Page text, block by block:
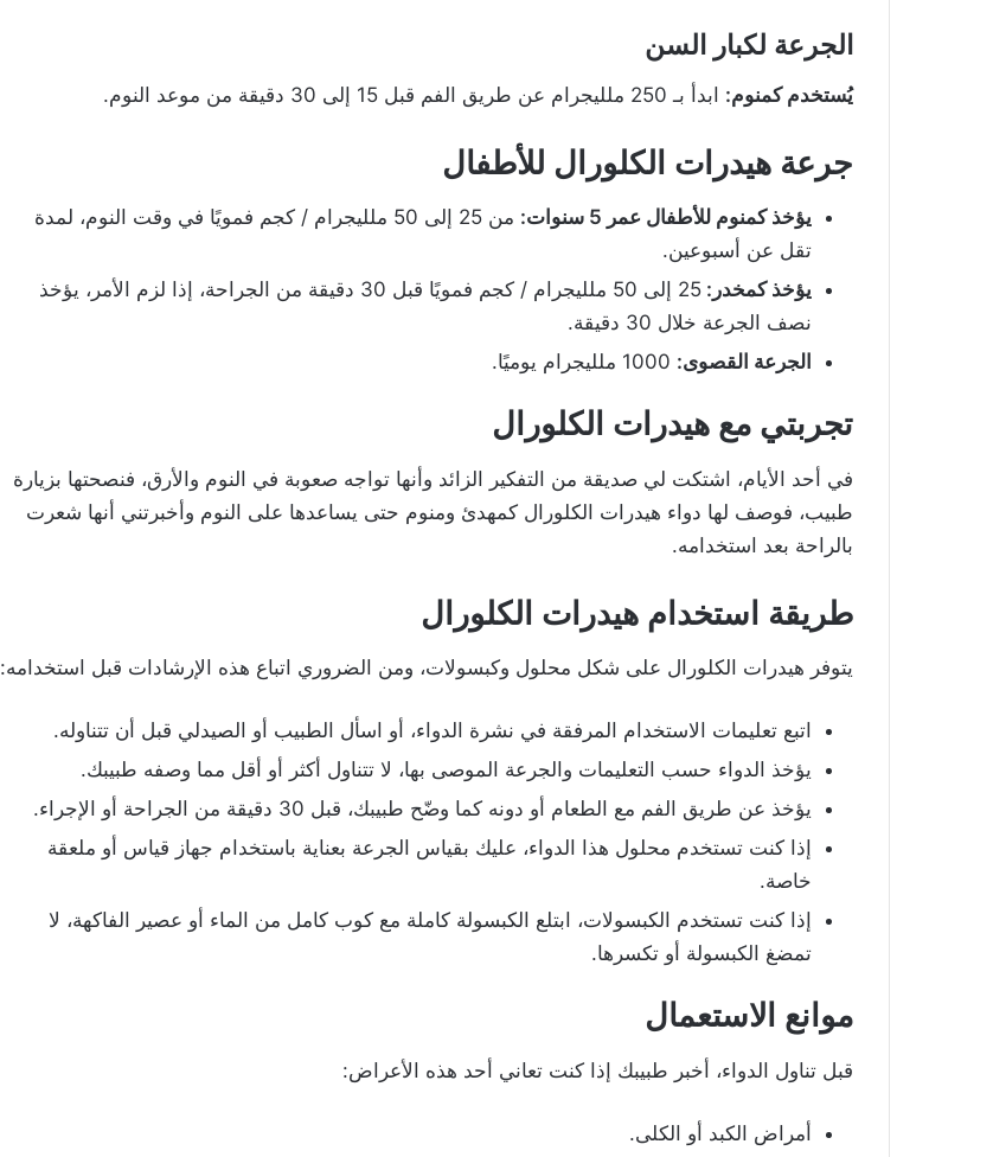
الجرعة لكبار السن
يُستخدم كمنوم: ابدأ بـ 250 ملليجرام عن طريق الفم قبل 15 إلى 30 دقيقة من موعد النوم.
جرعة هيدرات الكلورال للأطفال
يؤخذ كمنوم للأطفال عمر 5 سنوات:
من 25 إلى 50 ملليجرام / كجم فمويًا في وقت النوم، لمدة
تقل عن أسبوعين.
يؤخذ كمخدر:
25 إلى 50 ملليجرام / كجم فمويًا قبل 30 دقيقة من الجراحة، إذا لزم الأمر، يؤخذ
نصف الجرعة خلال 30 دقيقة.
الجرعة القصوى:
تجربتي مع هيدرات الكلورال
في أحد الأيام، اشتكت لي صديقة من التفكير الزائد وأنها تواجه صعوبة في النوم والأرق، فنصحتها بزيارة
طبيب، فوصف لها دواء هيدرات الكلورال كمهدئ ومنوم حتى يساعدها على النوم وأخبرتني أنها شعرت
بالراحة بعد استخدامه.
طريقة استخدام هيدرات الكلورال
يتوفر هيدرات الكلورال على شكل محلول وكبسولات، ومن الضروري اتباع هذه الإرشادات قبل استخدامه:
اتبع تعليمات الاستخدام المرفقة في نشرة الدواء، أو اسأل الطبيب أو الصيدلي قبل أن تتناوله.
يؤخذ الدواء حسب التعليمات والجرعة الموصى بها، لا تتناول أكثر أو أقل مما وصفه طبيبك.
يؤخذ عن طريق الفم مع الطعام أو دونه كما وضّح طبيبك، قبل 30 دقيقة من الجراحة أو الإجراء.
إذا كنت تستخدم محلول هذا الدواء، عليك بقياس الجرعة بعناية باستخدام جهاز قياس أو ملعقة
خاصة.
إذا كنت تستخدم الكبسولات، ابتلع الكبسولة كاملة مع كوب كامل من الماء أو عصير الفاكهة، لا
تمضغ الكبسولة أو تكسرها.
موانع الاستعمال
قبل تناول الدواء، أخبر طبيبك إذا كنت تعاني أحد هذه الأعراض:
أمراض الكبد أو الكلى.